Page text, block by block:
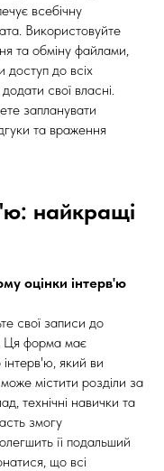
всебічну
Використовуйте
та обміну файлами,
до всіх
свої власні.
запланувати
та враження
найкращі
оцінки інтерв'ю
свої записи до
Ця форма має
інтерв'ю, який ви
містити розділи за
технічні навички та
змогу
її подальший
що всі